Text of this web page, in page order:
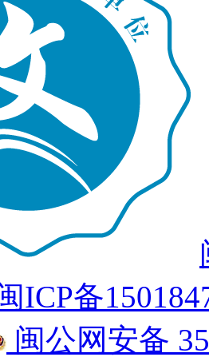
ICP备
闽公网安备